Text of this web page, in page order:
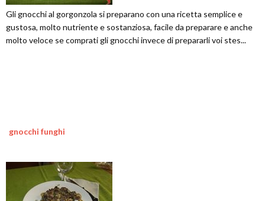
Gli gnocchi al gorgonzola si preparano con una ricetta semplice e
gustosa, molto nutriente e sostanziosa, facile da preparare e anche
molto veloce se comprati gli gnocchi invece di prepararli voi stes...
gnocchi funghi